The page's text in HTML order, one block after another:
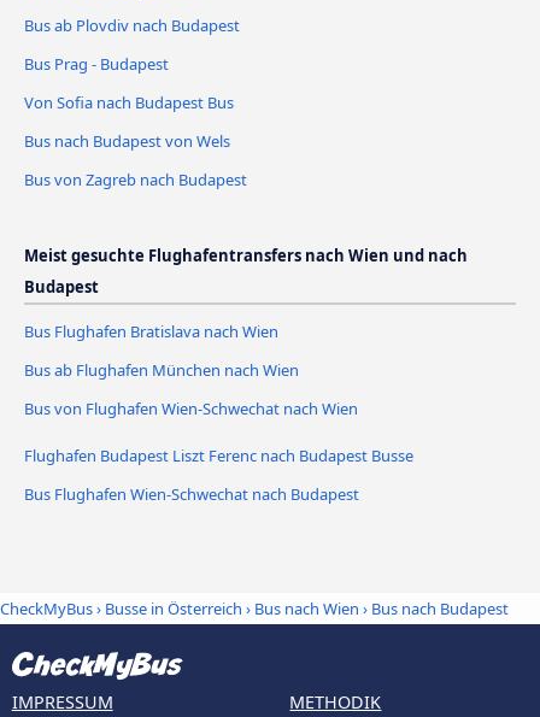
Bus ab Plovdiv nach Budapest
Bus Prag - Budapest
Von Sofia nach Budapest Bus
Bus nach Budapest von Wels
Bus von Zagreb nach Budapest
Meist gesuchte Flughafentransfers nach Wien und nach
Budapest
Bus Flughafen Bratislava nach Wien
Bus ab Flughafen München nach Wien
Bus von Flughafen Wien-Schwechat nach Wien
Flughafen Budapest Liszt Ferenc nach Budapest Busse
Bus Flughafen Wien-Schwechat nach Budapest
CheckMyBus› Busse in Österreich › Bus nach Wien › Bus nach Budapest
IMPRESSUM METHODIK